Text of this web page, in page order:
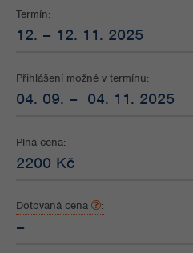
Termín:
12. – 12. 11. 2025
Přihlášení možné v termínu:
04. 09. – 04. 11. 2025
Plná cena:
2200 Kč
Dotovaná cena :
–